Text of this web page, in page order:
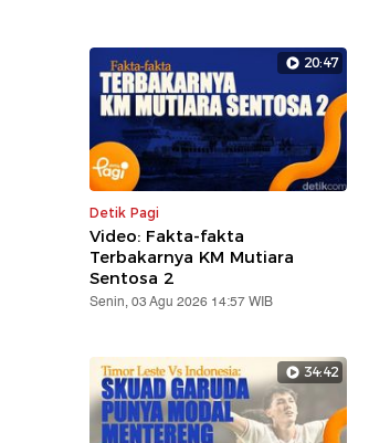
20:47
Detik Pagi
Video: Fakta-fakta
Terbakarnya KM Mutiara
Sentosa 2
Senin, 03 Agu 2026 14:57 WIB
34:42